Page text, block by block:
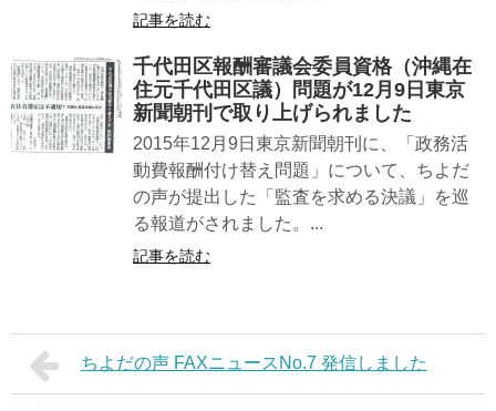
記事を読む
千代田区報酬審議会委員資格（沖縄在
住元千代田区議）問題が12月9日東京
新聞朝刊で取り上げられました
2015年12月9日東京新聞朝刊に、「政務活
動費報酬付け替え問題」について、ちよだ
の声が提出した「監査を求める決議」を巡
る報道がされました。...
記事を読む
ちよだの声 FAXニュースNo.7 発信しました